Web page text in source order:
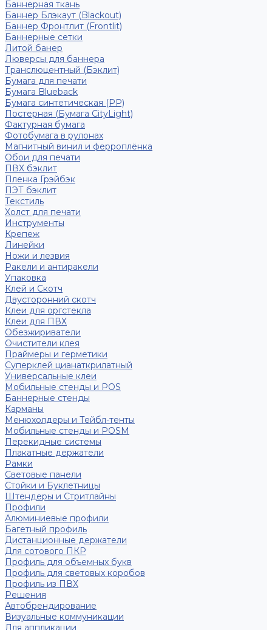
Баннерная ткань
Баннер Блэкаут (Blackout)
Баннер Фронтлит (Frontlit)
Баннерные сетки
Литой банер
Люверсы для баннера
Транслюцентный (Бэклит)
Бумага для печати
Бумага Blueback
Бумага синтетическая (PP)
Постерная (Бумага CityLight)
Фактурная бумага
Фотобумага в рулонах
Магнитный винил и ферроплёнка
Обои для печати
ПВХ бэклит
Пленка Грэйбэк
ПЭТ бэклит
Текстиль
Холст для печати
Инструменты
Крепеж
Линейки
Ножи и лезвия
Ракели и антиракели
Упаковка
Клей и Скотч
Двусторонний скотч
Клеи для оргстекла
Клеи для ПВХ
Обезжириватели
Очистители клея
Праймеры и герметики
Суперклей цианаткрилатный
Универсальные клеи
Мобильные стенды и POS
Баннерные стенды
Карманы
Менюхолдеры и Тейбл-тенты
Мобильные стенды и POSM
Перекидные системы
Плакатные держатели
Рамки
Световые панели
Стойки и Буклетницы
Штендеры и Стритлайны
Профили
Алюминиевые профили
Багетный профиль
Дистанционные держатели
Для сотового ПКР
Профиль для объемных букв
Профиль для световых коробов
Профиль из ПВХ
Решения
Автобрендирование
Визуальные коммуникации
Для аппликации